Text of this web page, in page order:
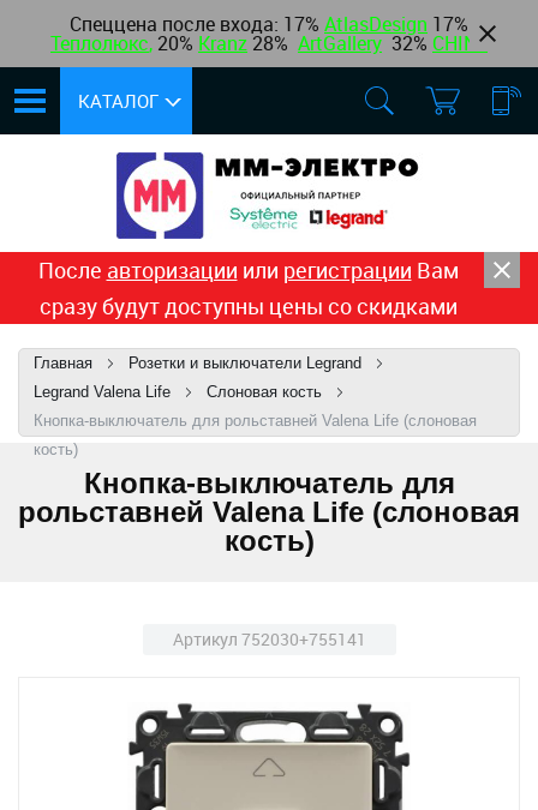
Спеццена после входа: 17% AtlasDesign 17%
Теплолюкс, 20% Kranz 28% ArtGallery 32% CHINT
КАТАЛОГ
После авторизации или регистрации Вам
сразу будут доступны цены со скидками
Главная
Розетки и выключатели Legrand
Legrand Valena Life
Слоновая кость
Кнопка-выключатель для рольставней Valena Life (слоновая
кость)
Кнопка-выключатель для
рольставней Valena Life (слоновая
кость)
Артикул 752030+755141